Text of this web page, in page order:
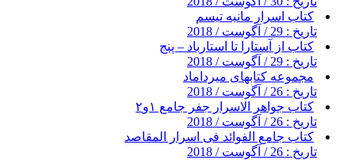
کتاب اسرار مانیه تیسم
تاریخ : 29 / آگوست / 2018
کتاب از آستارا تا استارباد – پنج
تاریخ : 29 / آگوست / 2018
مجموعه کتابهای میرداماد
تاریخ : 26 / آگوست / 2018
کتاب جواهر الاسرار جفر جامع ۱و۲
تاریخ : 26 / آگوست / 2018
کتاب جامع الفوائد فی اسرار المقاصد
تاریخ : 26 / آگوست / 2018